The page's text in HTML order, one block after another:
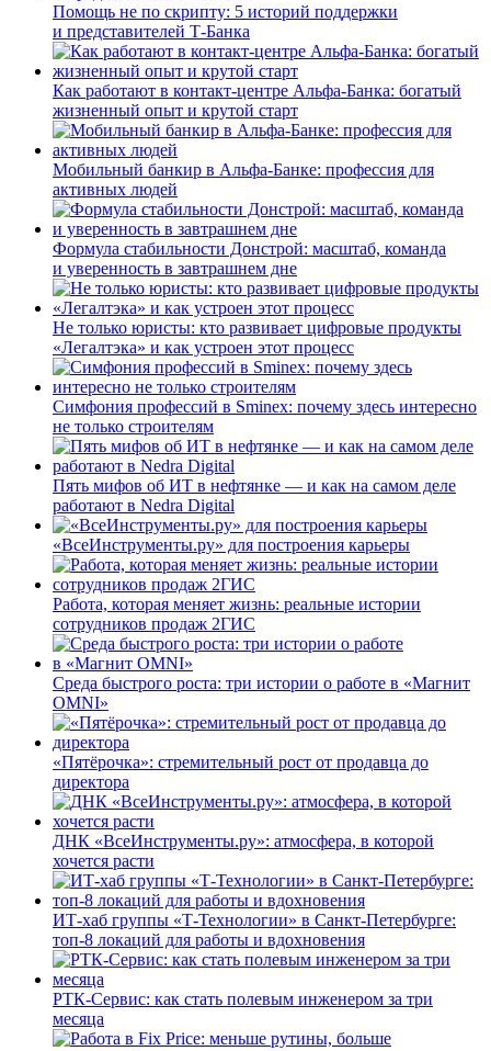
Помощь не по скрипту: 5 историй поддержки
и представителей Т-Банка
Как работают в контакт-центре Альфа-Банка: богатый
жизненный опыт и крутой старт
Мобильный банкир в Альфа-Банке: профессия для
активных людей
Формула стабильности Донстрой: масштаб, команда
и уверенность в завтрашнем дне
Не только юристы: кто развивает цифровые продукты
«Легалтэка» и как устроен этот процесс
Симфония профессий в Sminex: почему здесь интересно
не только строителям
Пять мифов об ИТ в нефтянке — и как на самом деле
работают в Nedra Digital
«ВсеИнструменты.ру» для построения карьеры
Работа, которая меняет жизнь: реальные истории
сотрудников продаж 2ГИС
Среда быстрого роста: три истории о работе в «Магнит
OMNI»
«Пятёрочка»: стремительный рост от продавца до
директора
ДНК «ВсеИнструменты.ру»: атмосфера, в которой
хочется расти
ИТ-хаб группы «Т-Технологии» в Санкт-Петербурге:
топ-8 локаций для работы и вдохновения
РТК-Сервис: как стать полевым инженером за три
месяца